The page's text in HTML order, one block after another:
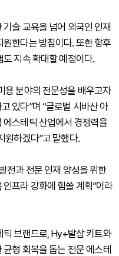
술 교육을 넘어 외국인 인재
한다는 방침이다. 또한 향후
지속 확대할 예정이다.
용 분야의 전문성을 배우고자
있다”며 “글로벌 시바산 아
스테틱 산업에서 경쟁력을
원하겠다”고 말했다.
전과 전문 인재 양성을 위한
프라 강화에 힘쓸 계획”이라
틱 브랜드로, Hy+발삼 키트와
형 회복을 돕는 전문 에스테